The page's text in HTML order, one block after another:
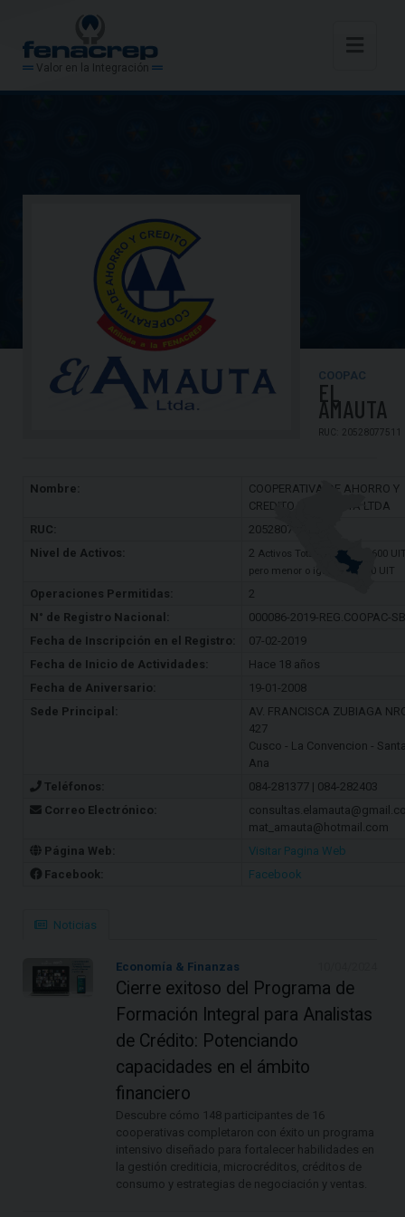
Valor en la Integración
COOPAC
EL
AMAUTA
RUC: 20528077511
Nombre:
COOPERATIVA DE AHORRO Y
CREDITO EL AMAUTA LTDA
RUC:
20528077511
Nivel de Activos:
2 Activos Totales: Mayor a 600
pero menor o igual a 65,000 UIT
Operaciones Permitidas:
2
N° de Registro Nacional:
000086-2019-REG.COOPAC-
Fecha de Inscripción en el Registro:
07-02-2019
Fecha de Inicio de Actividades:
Hace 18 años
Fecha de Aniversario:
19-01-2008
Sede Principal:
AV. FRANCISCA ZUBIAGA
427
Cusco - La Convencion -
Ana
Teléfonos:
084-281377 | 084-282403
Correo Electrónico:
mat_amauta@hotmail.com
Página Web:
Visitar Pagina Web
Facebook:
Facebook
Noticias
Economía & Finanzas
Cierre exitoso del Programa de
Formación Integral para Analistas
de Crédito: Potenciando
capacidades en el ámbito
financiero
Descubre cómo 148 participantes de 16
cooperativas completaron con éxito un programa
intensivo diseñado para fortalecer habilidades en
la gestión crediticia, microcréditos, créditos de
consumo y estrategias de negociación y ventas.